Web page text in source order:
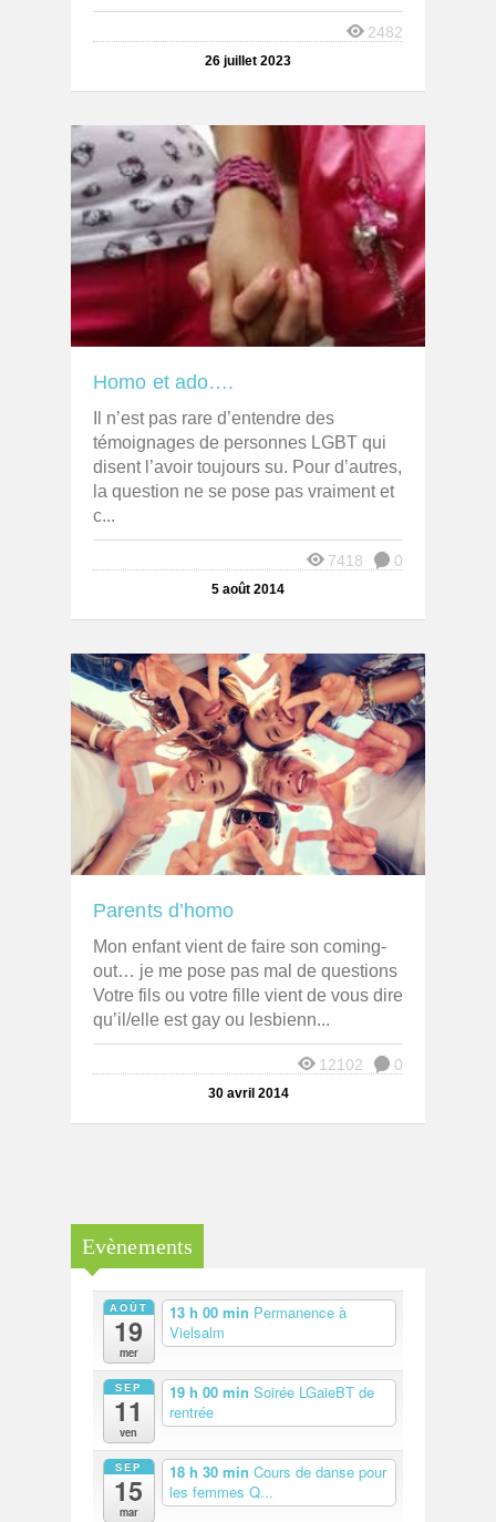
2482
26 juillet 2023
Homo et ado….
Il n’est pas rare d’entendre des
témoignages de personnes LGBT qui
disent l’avoir toujours su. Pour d’autres,
la question ne se pose pas vraiment et
c...
0
7418
5 août 2014
Parents d’homo
Mon enfant vient de faire son coming-
out… je me pose pas mal de questions
Votre fils ou votre fille vient de vous dire
qu’il/elle est gay ou lesbienn...
0
12102
30 avril 2014
Evènements
AOÛT
19
mer
13 h 00 min Permanence à
Vielsalm
SEP
11
ven
19 h 00 min Soirée LGaieBT de
rentrée
SEP
15
mar
18 h 30 min Cours de danse pour
les femmes Q...